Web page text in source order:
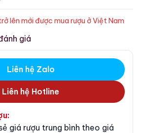
lên mới được mua rượu ở Việt Nam
giá
Liên hệ Zalo
Liên hệ Hotline
giá rượu trung bình theo giá